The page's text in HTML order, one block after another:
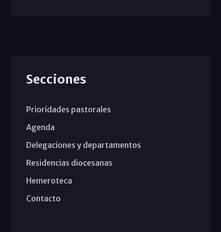
Secciones
Prioridades pastorales
Agenda
Delegaciones y departamentos
Residencias diocesanas
Hemeroteca
Contacto